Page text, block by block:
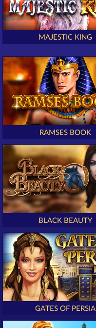
MAJESTIC KING
RAMSES BOOK
BLACK BEAUTY
GATES OF PERSIA